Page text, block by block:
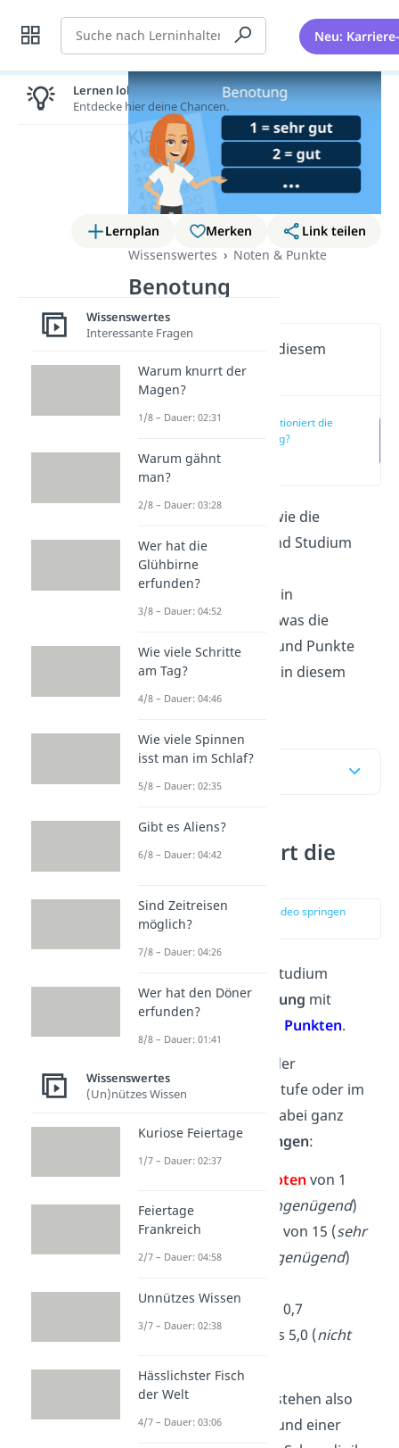
Suche Neu:
Lernplan Merken
Link teilen
Wissenswertes
Noten & Punkte
Benotung
Wichtige Inhalte in diesem
Video
Wie funktioniert die
Benotung?
Du möchtest wissen, wie die
Benotungin Schule und Studium
funktioniert? Welche
Benotungssysteme es in
Deutschland gibt und was die
verschiedenen Noten und Punkte
bedeuten, erfährst du in diesem
Beitrag!
Wie funktioniert die
zur Stelle im Video springen
In der Schule und im Studium
funktioniert dieBenotung mit
Punkten.
Je nachdem, ob du in der
(Grund-)Schule, Oberstufe oder im
Studium bist, gibt es dabei ganz
verschiedene Benotungen:
Noten von 1
(sehr gut ungenügend)
Oberstufe:
von 15 (sehr
gut plus) bis 0 ( ungenügend)
Kommazahlen
von 0,7
ausgezeichnet ) bis 5,0 (nicht
Notenund
bestehen also
jeweils aus einer
und einer
Lernen lohnt sich!
Entdecke hier deine Chancen.
Wissenswertes
Interessante Fragen
Warum knurrt der
Magen?
1/8 – Dauer: 02:31
Warum gähnt
man?
2/8 – Dauer: 03:28
Wer hat die
Glühbirne
erfunden?
3/8 – Dauer: 04:52
Wie viele Schritte
am Tag?
4/8 – Dauer: 04:46
Wie viele Spinnen
isst man im Schlaf?
5/8 – Dauer: 02:35
Gibt es Aliens?
6/8 – Dauer: 04:42
Sind Zeitreisen
möglich?
7/8 – Dauer: 04:26
Wer hat den Döner
erfunden?
8/8 – Dauer: 01:41
Wissenswertes
(Un)nützes Wissen
Kuriose Feiertage
1/7 – Dauer: 02:37
Feiertage
Frankreich
2/7 – Dauer: 04:58
Unnützes Wissen
3/7 – Dauer: 02:38
Hässlichster Fisch
der Welt
4/7 – Dauer: 03:06